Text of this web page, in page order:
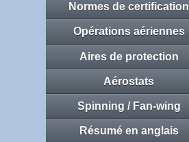
Normes de certification
Opérations aériennes
Aires de protection
Aérostats
Spinning / Fan-wing
Résumé en anglais